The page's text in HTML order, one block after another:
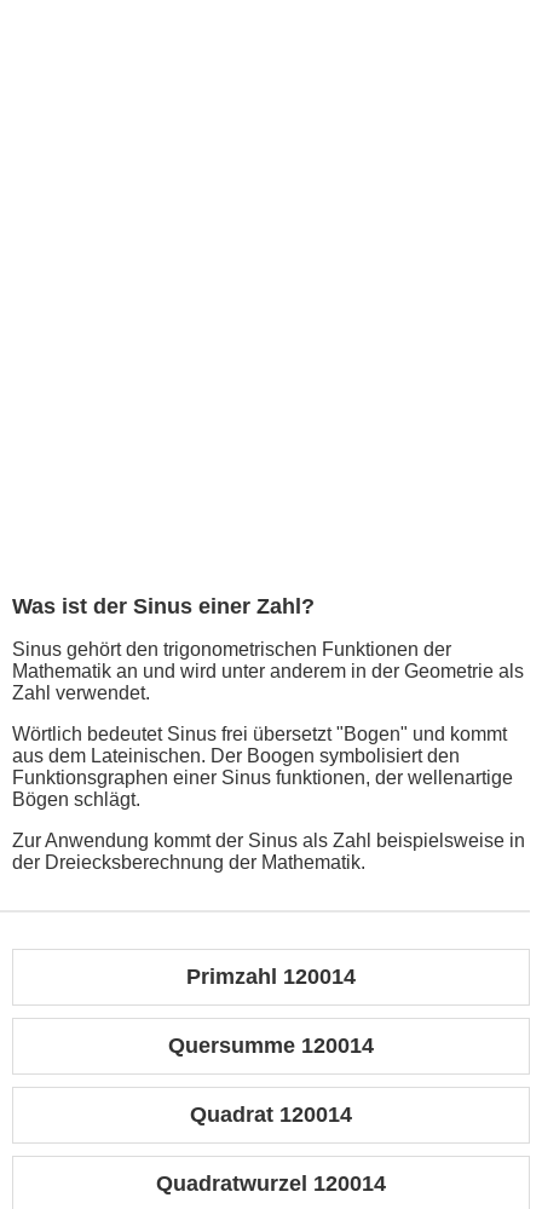
Was ist der Sinus einer Zahl?
Sinus gehört den trigonometrischen Funktionen der
Mathematik an und wird unter anderem in der Geometrie als
Zahl verwendet.
Wörtlich bedeutet Sinus frei übersetzt "Bogen" und kommt
aus dem Lateinischen. Der Boogen symbolisiert den
Funktionsgraphen einer Sinus funktionen, der wellenartige
Bögen schlägt.
Zur Anwendung kommt der Sinus als Zahl beispielsweise in
der Dreiecksberechnung der Mathematik.
Primzahl 120014
Quersumme 120014
Quadrat 120014
Quadratwurzel 120014